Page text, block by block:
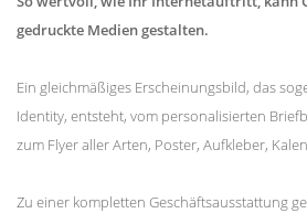
gedruckte Medien gestalten.
Ein gleichmäßiges Erscheinungsbild, das
Identity, entsteht, vom personalisierten
zum Flyer aller Arten, Poster, Aufkleber,
Zu einer kompletten Geschäftsausstattung